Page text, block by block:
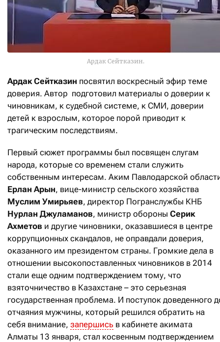
Ардак Сейтказин.
Ардак Сейтказин посвятил воскресный эфир теме
доверия. Автор подготовил материалы о доверии к
чиновникам, к судебной системе, к СМИ, доверии
детей к взрослым, которое порой приводит к
трагическим последствиям.
Первый сюжет программы был посвящен слугам
народа, которые со временем стали служить
собственным интересам. Аким Павлодарской
Ерлан Арын, вице-министр сельского хозяйства
Муслим Умирьяев, директор Погранслужбы КНБ
Нурлан Джуламанов, министр обороны Серик
Ахметов и другие чиновники, оказавшиеся в центре
коррупционных скандалов, не оправдали доверия,
оказанного им президентом страны. Громкие дела в
отношении высокопоставленных чиновников в 2014
стали еще одним подтверждением тому, что
взяточничество в Казахстане – это серьезная
государственная проблема. И поступок доведенного
отчаяния мужчины, который решился обратить на
себя внимание, запершись в кабинете акимата
Алматы 13 января, стал косвенным подтверждением